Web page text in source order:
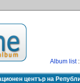
Album list
център на